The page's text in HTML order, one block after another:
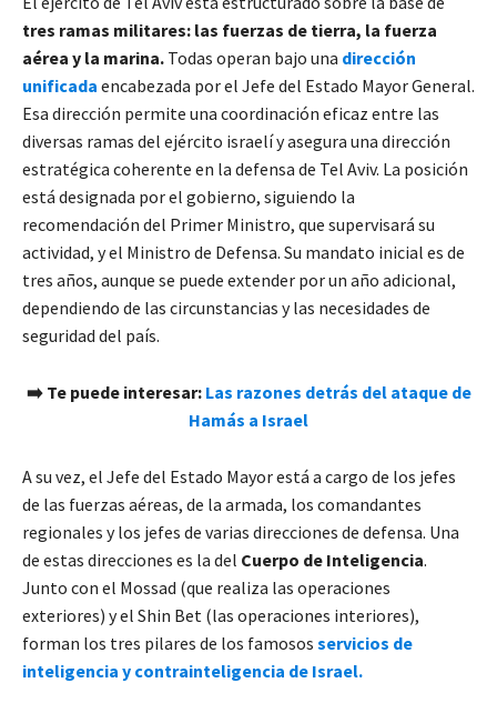
tres ramas militares: las fuerzas de tierra, la fuerza
aérea y la marina. Todas operan bajo una dirección
unificada encabezada por el Jefe del Estado Mayor General.
Esa dirección permite una coordinación eficaz entre las
diversas ramas del ejército israelí y asegura una dirección
estratégica coherente en la defensa de Tel Aviv. La posición
está designada por el gobierno, siguiendo la
recomendación del Primer Ministro, que supervisará su
actividad, y el Ministro de Defensa. Su mandato inicial es de
tres años, aunque se puede extender por un año adicional,
dependiendo de las circunstancias y las necesidades de
seguridad del país.
➡️ Te puede interesar: Las razones detrás del ataque de
Hamás a Israel
A su vez, el Jefe del Estado Mayor está a cargo de los jefes
de las fuerzas aéreas, de la armada, los comandantes
regionales y los jefes de varias direcciones de defensa. Una
de estas direcciones es la del Cuerpo de Inteligencia.
Junto con el Mossad (que realiza las operaciones
exteriores) y el Shin Bet (las operaciones interiores),
forman los tres pilares de los famosos servicios de
inteligencia y contrainteligencia de Israel.